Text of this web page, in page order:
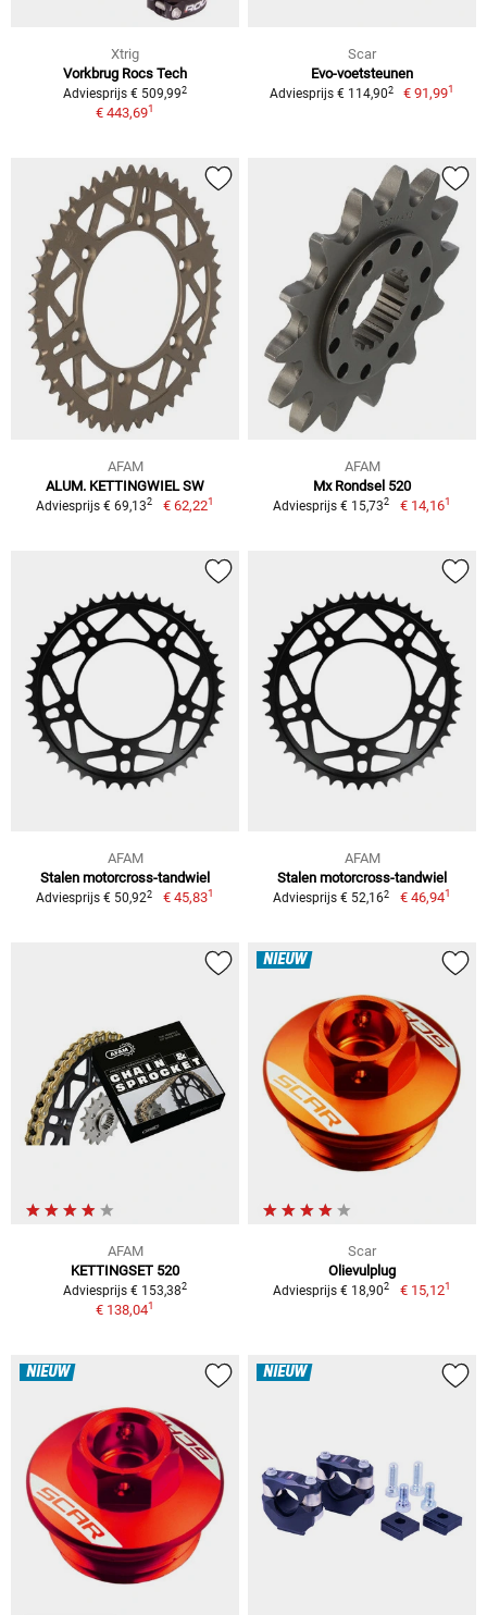
Xtrig
Vorkbrug Rocs Tech
Adviesprijs € 509,992
€ 443,691
Scar
Evo-voetsteunen
Adviesprijs € 114,902 € 91,991
AFAM
ALUM. KETTINGWIEL SW
Adviesprijs € 69,132 € 62,221
AFAM
Mx Rondsel 520
Adviesprijs € 15,732 € 14,161
AFAM
Stalen motorcross-tandwiel
Adviesprijs € 50,922 € 45,831
AFAM
Stalen motorcross-tandwiel
Adviesprijs € 52,162 € 46,941
AFAM
KETTINGSET 520
Adviesprijs € 153,382
€ 138,041
NIEUW
Scar
Olievulplug
Adviesprijs € 18,902 € 15,121
NIEUW NIEUW